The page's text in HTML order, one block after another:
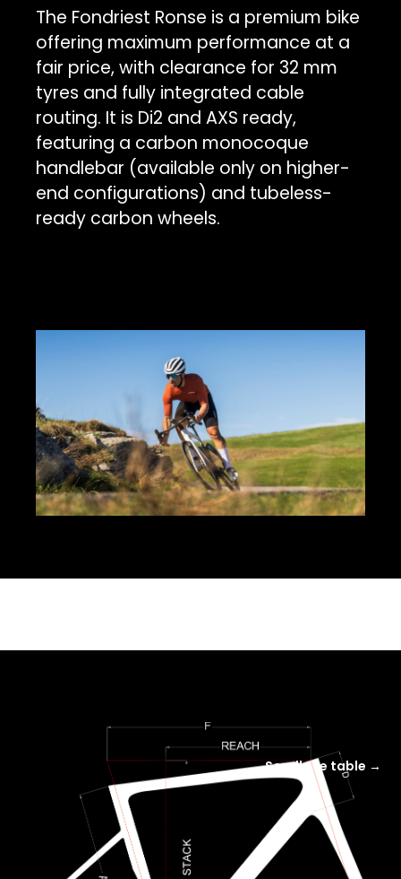
The Fondriest Ronse is a premium bike
offering maximum performance at a
fair price, with clearance for 32 mm
tyres and fully integrated cable
routing. It is Di2 and AXS ready,
featuring a carbon monocoque
handlebar (available only on higher-
end configurations) and tubeless-
ready carbon wheels.
Scroll the table →